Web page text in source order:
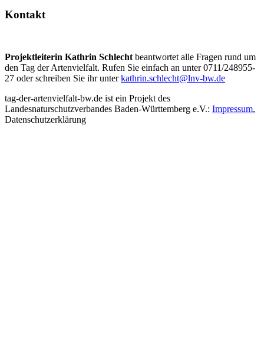
Kontakt
Projektleiterin Kathrin Schlecht beantwortet alle Fragen rund um
den Tag der Artenvielfalt. Rufen Sie einfach an unter 0711/248955-
27 oder schreiben Sie ihr unterkathrin.schlecht@lnv-bw.de
tag-der-artenvielfalt-bw.de ist ein Projekt des
Landesnaturschutzverbandes Baden-Württemberg e.V.: Impressum,
Datenschutzerklärung